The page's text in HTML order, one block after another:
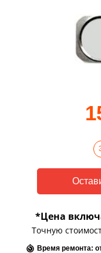
*Цена
Точную
Время ремонта: